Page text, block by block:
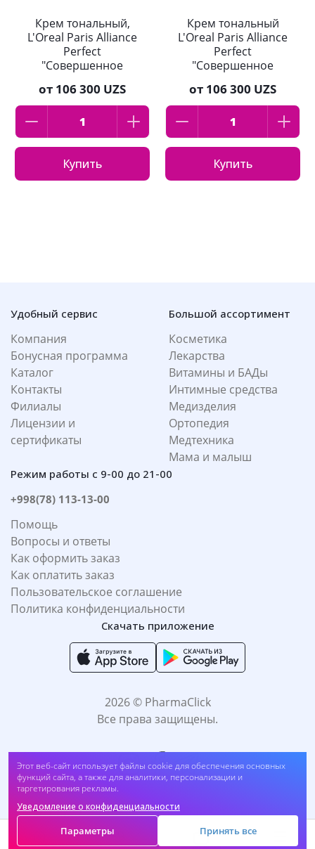
Этот веб-сайт использует файлы cookie для обеспечения основных
функций сайта, а также для аналитики, персонализации и
таргетирования рекламы.
Уведомление о конфиденциальности
Параметры Принять все
Крем тональный,
L'Oreal Paris Alliance
Perfect
"Совершенное
оттенок:1.R
фарфоровый 30 мл
от 106 300 UZS
Купить
Крем тональный
L'Oreal Paris Alliance
Perfect
"Совершенное
D3/3WЗолотисто-
бежевый 30 мл
от 106 300 UZS
Купить
Удобный сервис
Компания
Бонусная программа
Каталог
Контакты
Филиалы
Лицензии и
сертификаты
Большой ассортимент
Косметика
Лекарства
Витамины и БАДы
Интимные средства
Медизделия
Ортопедия
Медтехника
Мама и малыш
Режим работы с 9-00 до 21-00
+998(78) 113-13-00
Помощь
Вопросы и ответы
Как оформить заказ
Как оплатить заказ
Пользовательское соглашение
Политика конфиденциальности
Скачать приложение
2026 © PharmaClick
Все права защищены.
Принимаем к оплате: